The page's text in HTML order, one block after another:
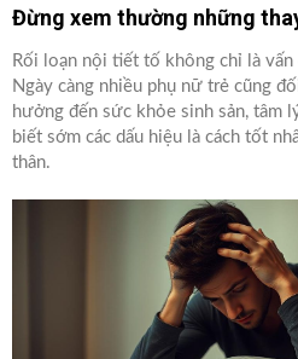
Đừng xem thường những
Rối loạn nội tiết tố không chỉ là
Ngày càng nhiều phụ nữ trẻ cũng
hưởng đến sức khỏe sinh sản, tâm
biết sớm các dấu hiệu là cách tốt
thân.